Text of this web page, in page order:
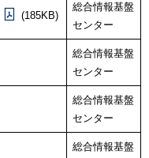
(185KB)
総合情報基盤
センター
総合情報基盤
センター
総合情報基盤
センター
総合情報基盤